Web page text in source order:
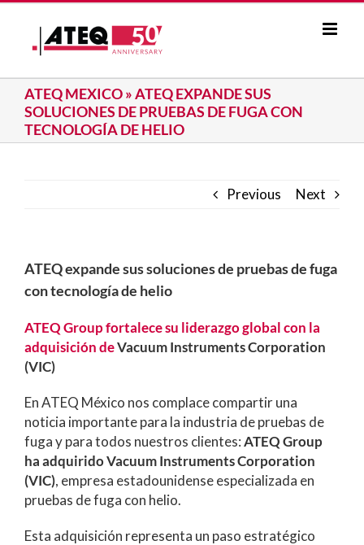
Skip
content
ATEQ MEXICO»ATEQ EXPANDE SUS
SOLUCIONES DE PRUEBAS DE FUGA CON
TECNOLOGÍA DE HELIO
Previous Next
ATEQ expande sus soluciones de pruebas de fuga
con tecnología de helio
ATEQ Group fortalece su liderazgo global con la
adquisición deVacuum Instruments Corporation
(VIC)
En ATEQ México nos complace compartir una
noticia importante para la industria de pruebas de
fuga y para todos nuestros clientes:ATEQ Group
ha adquirido Vacuum Instruments Corporation
(VIC), empresa estadounidense especializada en
pruebas de fuga con helio.
Esta adquisición representa un paso estratégico